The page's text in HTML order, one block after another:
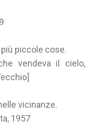
piccole cose.
vendeva il cielo,
vicinanze.
1957